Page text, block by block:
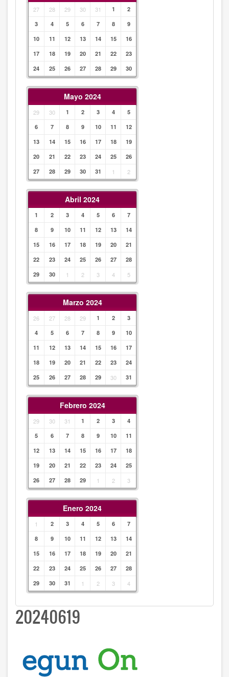
27 28 29 30 31 1
2
3
4 5 6 7 8
9
10
11 12 13 14 15
16
17
18 19 20 21 22
23
24
25 26 27 28 29 30
Mayo 2024
29 30 1 2 3 4
5
6
7 8 9 10 11
12
13
14 15 16 17 18
19
20
21 22 23 24 25
26
27
28 29 30 31 1 2
Abril 2024
1 2 3 4 5 6
7
8
9 10 11 12 13
14
15
16 17 18 19 20
21
22
23 24 25 26 27
28
29
30 1 2 3 4 5
Marzo 2024
26 27 28 29 1 2
3
4
5 6 7 8 9
10
11
12 13 14 15 16
17
18
19 20 21 22 23
24
25
26 27 28 29 30 31
Febrero 2024
29 30 31 1 2 3
4
5
6 7 8 9 10
11
12
13 14 15 16 17
18
19
20 21 22 23 24
25
26
27 28 29 1 2 3
Enero 2024
1 2 3 4 5 6
7
8
9 10 11 12 13
14
15
16 17 18 19 20
21
22
23 24 25 26 27
28
29
30 31 1 2 3 4
20240619